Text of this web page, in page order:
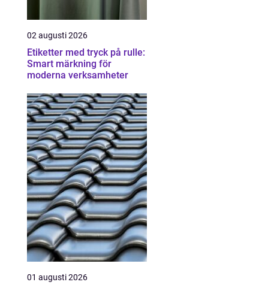
02 augusti 2026
Etiketter med tryck på rulle:
Smart märkning för
moderna verksamheter
01 augusti 2026